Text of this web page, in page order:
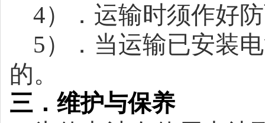
4）．运输时须作好
5）．当运输已安装
的。
三．维护与保养